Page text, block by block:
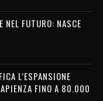
FUTURO: NASCE
L’ESPANSIONE
FINO A 80.000